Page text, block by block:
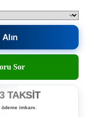
Sor
TAKSİT
imkanı.